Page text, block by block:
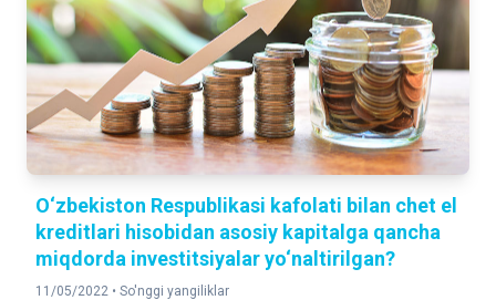
O‘zbekiston Respublikasi kafolati bilan chet el
kreditlari hisobidan asosiy kapitalga qancha
miqdorda investitsiyalar yo‘naltirilgan?
11/05/2022 • So'nggi yangiliklar